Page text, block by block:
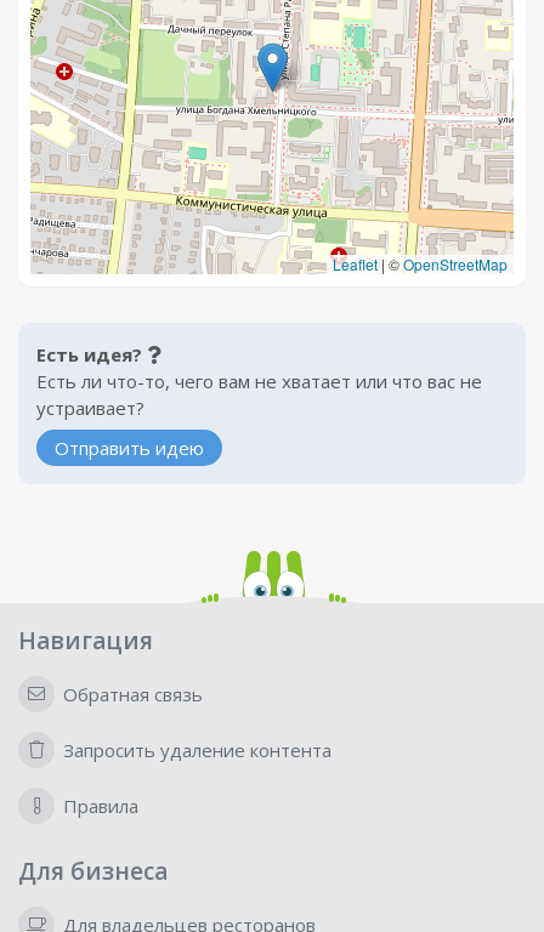
Leaflet | ©OpenStreetMap
Есть идея?
Есть ли что-то, чего вам не хватает или что вас не
устраивает?
Отправить идею
Навигация
Обратная связь
Запросить удаление контента
Правила
Для бизнеса
Для владельцев ресторанов